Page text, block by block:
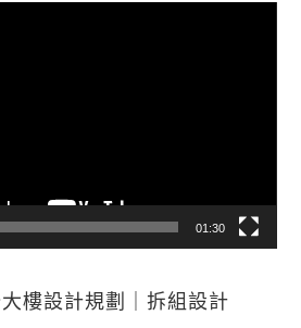
01:30
樓設計規劃｜拆組設計